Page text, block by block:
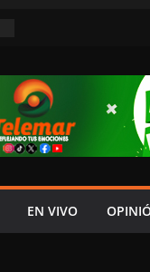
EN VIVO